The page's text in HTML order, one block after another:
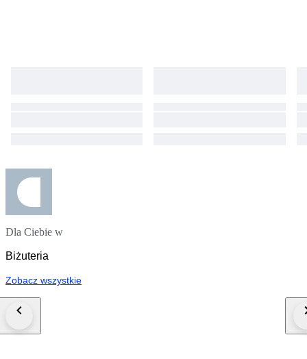
Dla Ciebie w
Biżuteria
Zobacz wszystkie